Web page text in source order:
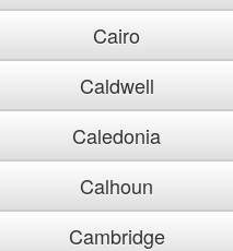
Cairo
Caldwell
Caledonia
Calhoun
Cambridge